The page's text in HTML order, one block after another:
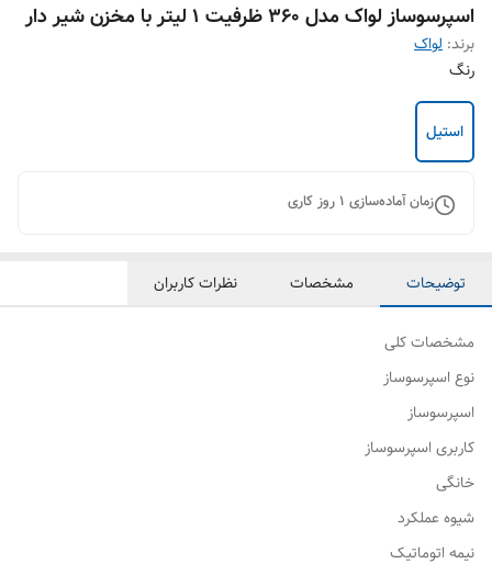
اسپرسوساز لواک مدل 360 ظرفیت ۱ لیتر با مخزن شیر دار
برند: لواک
رنگ
استیل
زمان آماده‌سازی 1روز کاری
توضیحات مشخصات نظرات کاربران
مشخصات کلی
نوع اسپرسوساز
اسپرسوساز
کاربری اسپرسوساز
خانگی
شیوه عملکرد
نیمه اتوماتیک